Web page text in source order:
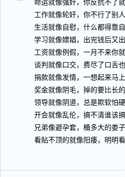
命运就像强奸，你反抗不了
工作就像轮奸，你不行了别
生活就像自慰，什么都得靠
学习就像嫖娼，出完钱后又
工资就像例假，一月不来你
谈判就像口交，费尽了口舌
捐款就像发情，一想起来马
奖金就像阴毛，掉的要比长
领导就像阴道，总是欺软怕硬
开会就像乱伦，搞不清谁该
兄弟像避孕套，桶多大的娄
看贴不顶的就像阳痿，明明